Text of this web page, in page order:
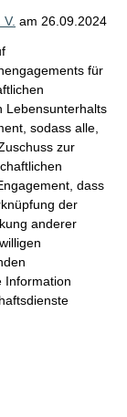
am 26.09.2024
für
Lebensunterhalts
sodass alle,
zur
dass
der
anderer
Information